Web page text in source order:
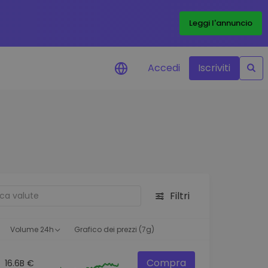
Leggi l'annuncio
utili per performance
Accedi Iscriviti
Filtri
Volume 24h Grafico dei prezzi (7g)
16.6B € Compra